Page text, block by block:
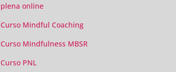
plena online
Curso Mindful Coaching
Curso Mindfulness MBSR
Curso PNL